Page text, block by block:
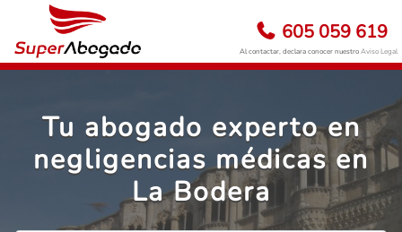
605 059 619
Al contactar, declara conocer nuestroAviso Legal
Tu abogado experto en
negligencias médicas en
La Bodera